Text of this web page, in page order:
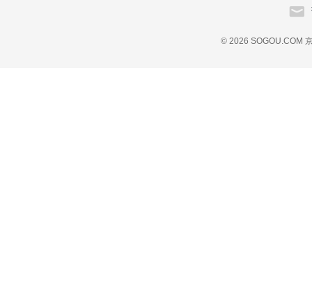
© 2026 SOGOU.COM